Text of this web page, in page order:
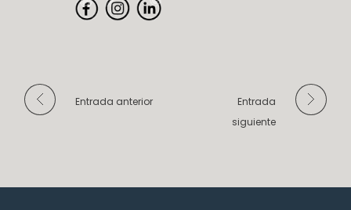
Entrada anterior
Entrada
siguiente